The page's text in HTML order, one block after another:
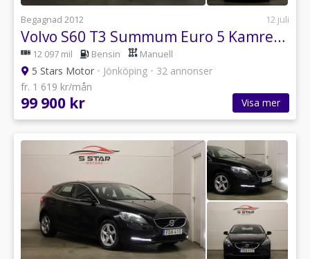
Begagnad 2012 12 juli
Volvo S60 T3 Summum Euro 5 Kamremsbytt
12 097 mil Bensin Manuell
5 Stars Motor • Jönköping • 32 annonser
fr. 1 619 kr/mån
99 900 kr Visa mer